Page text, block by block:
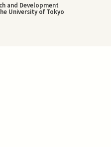
and Development
University of Tokyo